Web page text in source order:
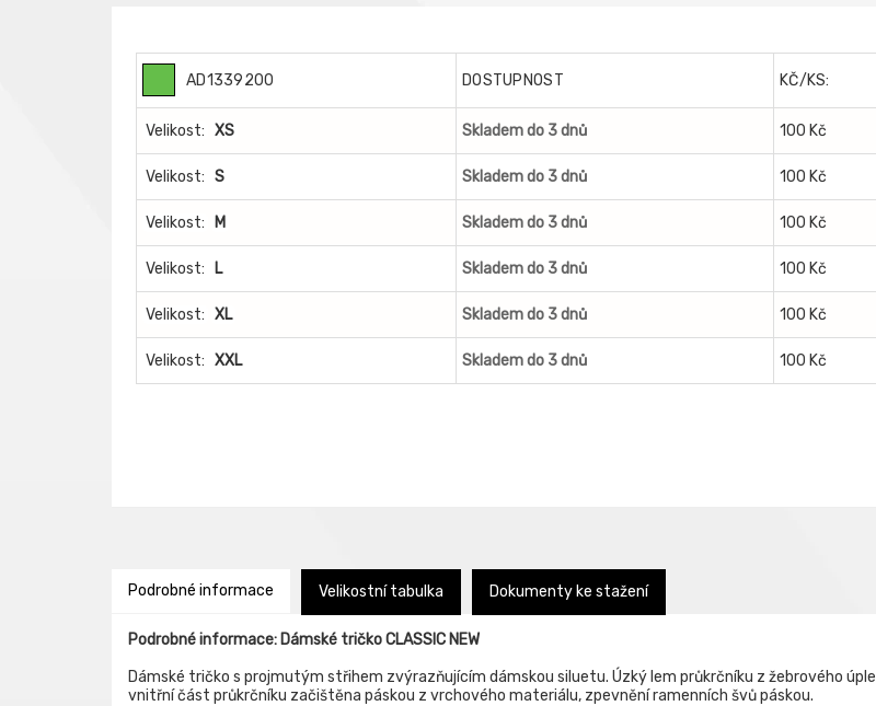
AD1339200 DOSTUPNOST KČ/KS:
Velikost: XS Skladem do 3 dnů 100 Kč
Velikost: S Skladem do 3 dnů 100 Kč
Velikost: M Skladem do 3 dnů 100 Kč
Velikost: L Skladem do 3 dnů 100 Kč
Velikost: XL Skladem do 3 dnů 100 Kč
Velikost: XXL Skladem do 3 dnů 100 Kč
Podrobné informace Velikostní tabulka Dokumenty ke stažení
Podrobné informace: Dámské tričko CLASSIC NEW
Dámské tričko s projmutým střihem zvýrazňujícím dámskou siluetu. Úzký lem průkrčníku z žebrového
vnitřní část průkrčníku začištěna páskou z vrchového materiálu, zpevnění ramenních švů páskou.